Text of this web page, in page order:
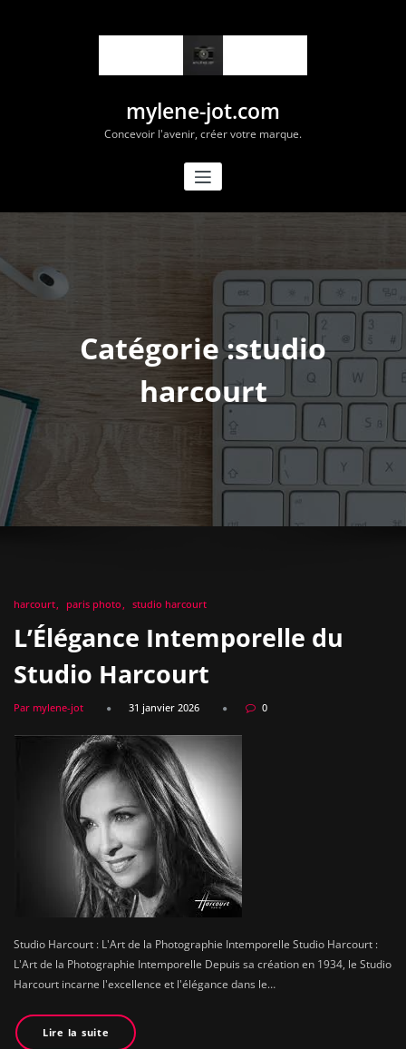
mylene-jot.com
Concevoir l'avenir, créer votre marque.
Catégorie :studio
harcourt
harcourt paris photo studio harcourt
L’Élégance Intemporelle du
Studio Harcourt
Par mylene-jot 31 janvier 2026 0
Studio Harcourt : L'Art de la Photographie Intemporelle Studio Harcourt :
L'Art de la Photographie Intemporelle Depuis sa création en 1934, le Studio
Harcourt incarne l'excellence et l'élégance dans le…
Lire la suite